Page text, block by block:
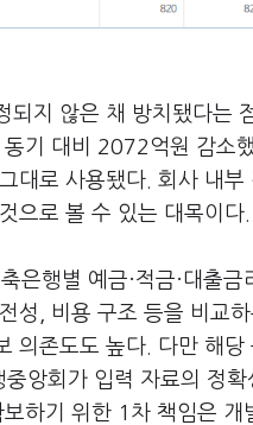
되지 않은 채 방치됐다는
기 대비 2072억원 감소
대로 사용됐다. 회사 내
으로 볼 수 있는 대목이다.
은행별 예금·적금·대출
성, 비용 구조 등을 비교
의존도도 높다. 다만 해
앙회가 입력 자료의 정
하기 위한 1차 책임은 개